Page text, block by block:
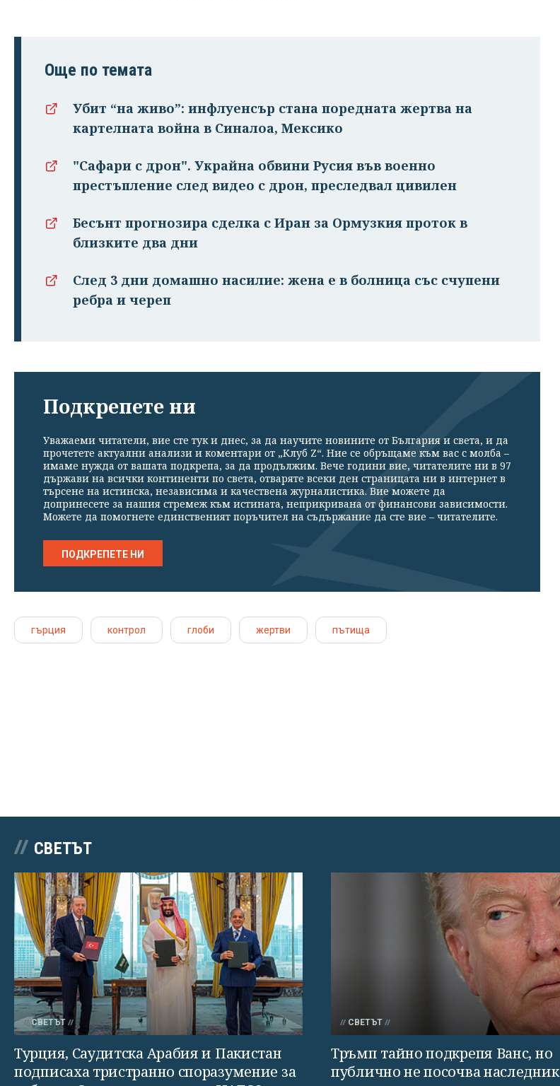
Още по темата
Убит “на живо”: инфлуенсър стана поредната жертва на
картелната война в Синалоа, Мексико
"Сафари с дрон". Украйна обвини Русия във военно
престъпление след видео с дрон, преследвал цивилен
Бесънт прогнозира сделка с Иран за Ормузкия проток в
близките два дни
След 3 дни домашно насилие: жена е в болница със счупени
ребра и череп
Подкрепете ни
Уважаеми читатели, вие сте тук и днес, за да научите новините от България и света, и да
прочетете актуални анализи и коментари от „Клуб Z“. Ние се обръщаме към вас с молба –
имаме нужда от вашата подкрепа, за да продължим. Вече години вие, читателите ни в 97
държави на всички континенти по света, отваряте всеки ден страницата ни в интернет в
търсене на истинска, независима и качествена журналистика. Вие можете да
допринесете за нашия стремеж към истината, неприкривана от финансови зависимости.
Можете да помогнете единственият поръчител на съдържание да сте вие – читателите.
ПОДКРЕПЕТЕ НИ
гърция контрол глоби жертви пътища
СВЕТЪТ
СВЕТЪТ
Турция, Саудитска Арабия и Пакистан
подписаха тристранно споразумение за
СВЕТЪТ
Тръмп тайно подкрепя Ванс, но
публично не посочва наследник